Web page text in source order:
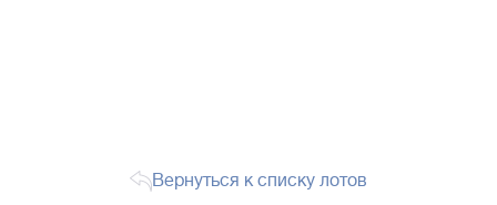
Вернуться к списку лотов